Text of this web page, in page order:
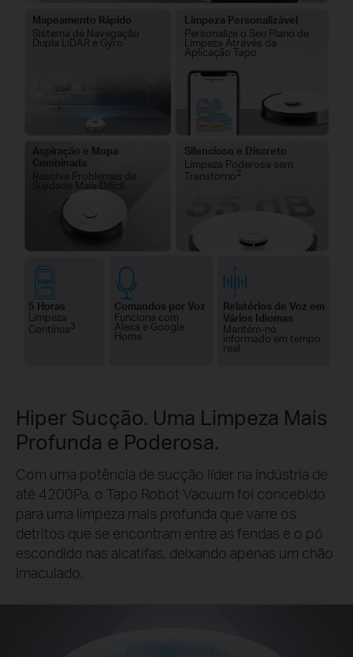
Mapeamento Rápido
Sistema de Navegação
Dupla LiDAR e Gyro
Limpeza Personalizável
Personalize o Seu Plano de
Limpeza Através da
Aplicação Tapo
Aspiração e Mopa
Combinada
Resolve Problemas de
Sujidade Mais Difícil
Silencioso e Discreto
Limpeza Poderosa sem
Transtorno2
5 Horas
Limpeza
Contínua3
Comandos por Voz
Funciona com
Alexa e Google
Home
Relatórios de Voz em
Vários Idiomas
Mantém-no
informado em tempo
real
Hiper Sucção. Uma Limpeza Mais
Profunda e Poderosa.
Com uma potência de sucção líder na indústria de
até 4200Pa, o Tapo Robot Vacuum foi concebido
para uma limpeza mais profunda que varre os
detritos que se encontram entre as fendas e o pó
escondido nas alcatifas, deixando apenas um chão
imaculado.